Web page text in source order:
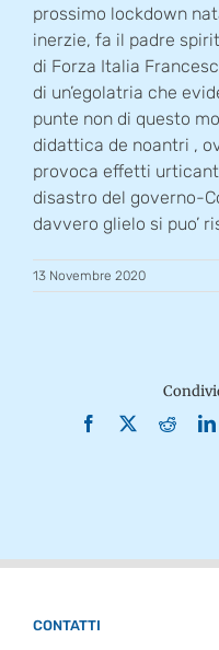
prossimo lockdown
inerzie, fa il padre
di Forza Italia
di un’egolatria che
punte non di questo
didattica de noantri ,
provoca effetti
disastro del governo-
davvero glielo si puo’
13 Novembre 2020
Facebook
X Reddit
CONTATTI